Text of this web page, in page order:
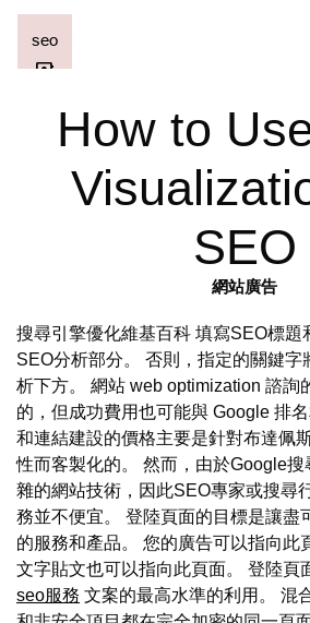
How to
SEO
網站廣告
搜尋引擎優化維基百科 填寫SEO標題
SEO分析部分。 否則，指定的關鍵字
析下方。 網站 web optimization 諮詢
的，但成功費用也可能與 Google 排
和連結建設的價格主要是針對布達佩
性而客製化的。 然而，由於Google
雜的網站技術，因此SEO專家或搜尋
務並不便宜。 登陸頁面的目標是讓盡
的服務和產品。 您的廣告可以指向此
文字貼文也可以指向此頁面。 登陸頁
seo服務 文案的最高水準的利用。 混